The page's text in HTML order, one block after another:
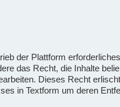
der Plattform
das Recht, die Inhalte
Dieses Recht
in Textform um deren